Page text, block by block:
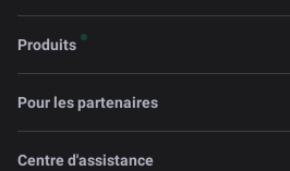
Produits
Pour les partenaires
Centre d'assistance